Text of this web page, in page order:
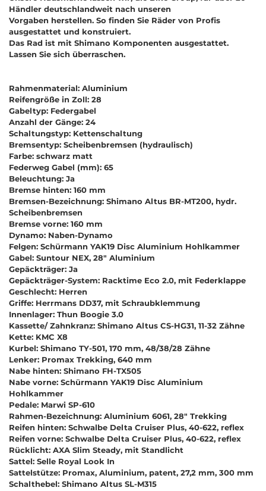
Händler deutschlandweit nach unseren
Vorgaben herstellen. So finden Sie Räder von Profis
ausgestattet und konstruiert.
Das Rad ist mit Shimano Komponenten ausgestattet.
Lassen Sie sich überraschen.
Rahmenmaterial: Aluminium
Reifengröße in Zoll: 28
Gabeltyp: Federgabel
Anzahl der Gänge: 24
Schaltungstyp: Kettenschaltung
Bremsentyp: Scheibenbremsen (hydraulisch)
Farbe: schwarz matt
Federweg Gabel (mm): 65
Beleuchtung: Ja
Bremse hinten: 160 mm
Bremsen-Bezeichnung: Shimano Altus BR-MT200, hydr.
Scheibenbremsen
Bremse vorne: 160 mm
Dynamo: Naben-Dynamo
Felgen: Schürmann YAK19 Disc Aluminium Hohlkammer
Gabel: Suntour NEX, 28" Aluminium
Gepäckträger: Ja
Gepäckträger-System: Racktime Eco 2.0, mit Federklappe
Geschlecht: Herren
Griffe: Herrmans DD37, mit Schraubklemmung
Innenlager: Thun Boogie 3.0
Kassette/ Zahnkranz: Shimano Altus CS-HG31, 11-32 Zähne
Kette: KMC X8
Kurbel: Shimano TY-501, 170 mm, 48/38/28 Zähne
Lenker: Promax Trekking, 640 mm
Nabe hinten: Shimano FH-TX505
Nabe vorne: Schürmann YAK19 Disc Aluminium
Hohlkammer
Pedale: Marwi SP-610
Rahmen-Bezeichnung: Aluminium 6061, 28" Trekking
Reifen hinten: Schwalbe Delta Cruiser Plus, 40-622, reflex
Reifen vorne: Schwalbe Delta Cruiser Plus, 40-622, reflex
Rücklicht: AXA Slim Steady, mit Standlicht
Sattel: Selle Royal Look In
Sattelstütze: Promax, Aluminium, patent, 27,2 mm, 300 mm
Schalthebel: Shimano Altus SL-M315